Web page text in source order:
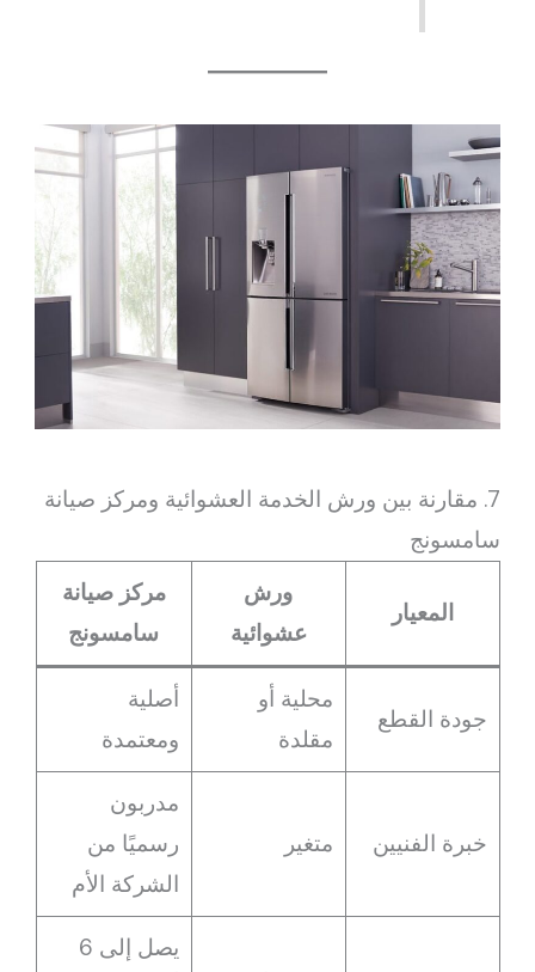
7. مقارنة بين ورش الخدمة العشوائية ومركز صيانة
سامسونج
المعيار
ورش
عشوائية
مركز صيانة
سامسونج
جودة القطع
محلية أو
مقلدة
أصلية
ومعتمدة
خبرة الفنيين متغير
مدربون
رسميًا من
الشركة الأم
يصل إلى 6